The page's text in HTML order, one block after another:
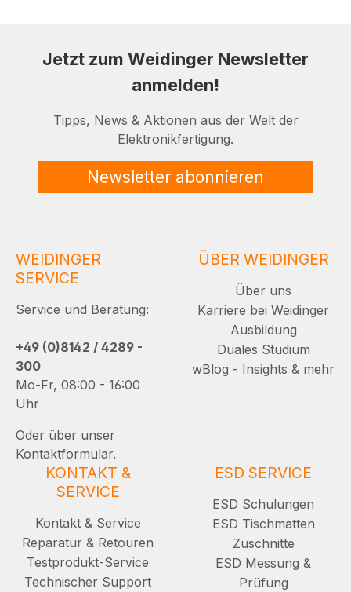
Jetzt zum Weidinger Newsletter
anmelden!
Tipps, News & Aktionen aus der Welt der
Elektronikfertigung.
Newsletter abonnieren
WEIDINGER
SERVICE
Service und Beratung:
+49 (0)8142 / 4289 -
300
Mo-Fr, 08:00 - 16:00
Uhr
Oder über unser
Kontaktformular.
ÜBER WEIDINGER
Über uns
Karriere bei Weidinger
Ausbildung
Duales Studium
wBlog - Insights & mehr
KONTAKT &
SERVICE
Kontakt & Service
Reparatur & Retouren
Testprodukt-Service
Technischer Support
ESD SERVICE
ESD Schulungen
ESD Tischmatten
Zuschnitte
ESD Messung &
Prüfung